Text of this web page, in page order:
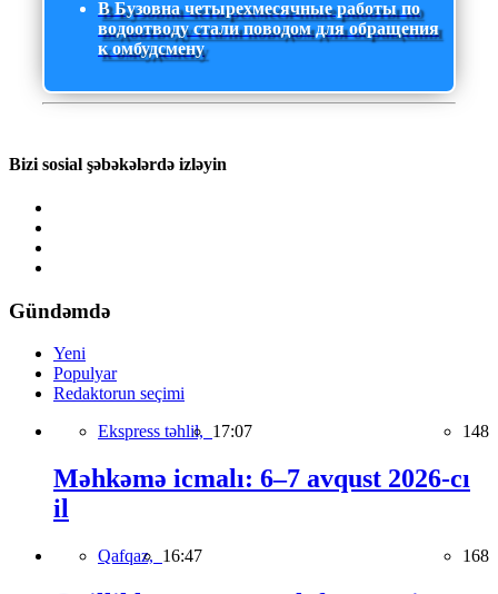
В Бузовна четырехмесячные работы по
водоотводу стали поводом для обращения
к омбудсмену
Bizi sosial şəbəkələrdə izləyin
Gündəmdə
Yeni
Populyar
Redaktorun seçimi
Ekspress təhlil, 17:07 148
Məhkəmə icmalı: 6–7 avqust 2026-cı
il
Qafqaz, 16:47 168